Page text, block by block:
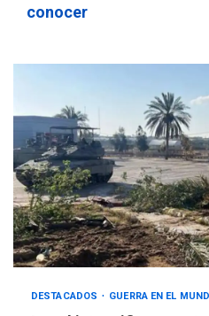
conocer
DESTACADOS GUERRA EN EL